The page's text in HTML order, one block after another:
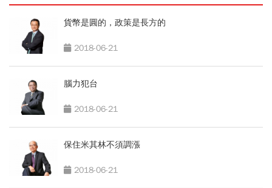
貨幣是圓的，政策是長方的
2018-06-21
腦力犯台
2018-06-21
保住米其林不須調漲
2018-06-21